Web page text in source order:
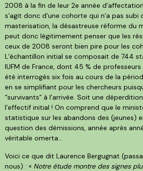
2008 à la fin de leur 2e année
s’agit donc d’une cohorte qui n’a pas
masterisation, la désastreuse réforme du
peut donc légitimement penser que les
ceux de 2008 seront bien pire pour les
L’échantillon initial se composait de 744
IUFM de France, dont 45 % de
été interrogés six fois au cours de la
en se simplifiant pour les chercheurs
“survivants” à l’arrivée. Soit une
l’effectif initial ! On comprend que le
statistique sur les abandons des (jeunes)
question des démissions, année après
véritable omerta…
Voici ce que dit Laurence Bergugnat
nous) : « Notre étude montre des signes